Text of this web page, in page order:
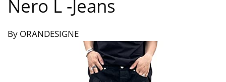
Nero L -Jeans
By ORANDESIGNE